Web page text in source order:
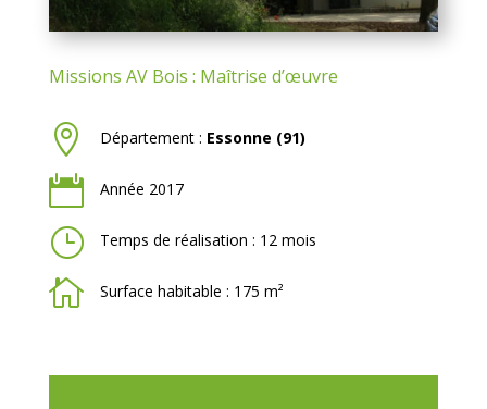
Missions AV Bois : Maîtrise d’œuvre
 Département : Essonne (91)
 Année 2017
} Temps de réalisation : 12 mois
 Surface habitable : 175 m²